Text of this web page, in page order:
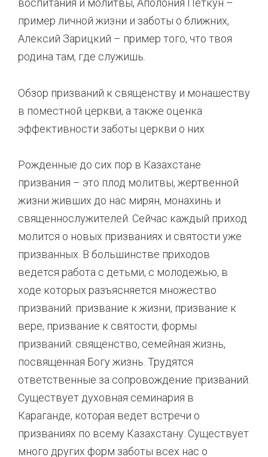
воспитания и молитвы, Аполония Петкун –
пример личной жизни и заботы о ближних,
Алексий Зарицкий – пример того, что твоя
родина там, где служишь.
Обзор призваний к священству и монашеству
в поместной церкви, а также оценка
эффективности заботы церкви о них
Рожденные до сих пор в Казахстане
призвания – это плод молитвы, жертвенной
жизни живших до нас мирян, монахинь и
священнослужителей. Сейчас каждый приход
молится о новых призваниях и святости уже
призванных. В большинстве приходов
ведется работа с детьми, с молодежью, в
ходе которых разъясняется множество
призваний: призвание к жизни, призвание к
вере, призвание к святости, формы
призваний: священство, семейная жизнь,
посвященная Богу жизнь. Трудятся
ответственные за сопровождение призваний.
Существует духовная семинария в
Караганде, которая ведет встречи о
призваниях по всему Казахстану. Существует
много других форм заботы всех нас о